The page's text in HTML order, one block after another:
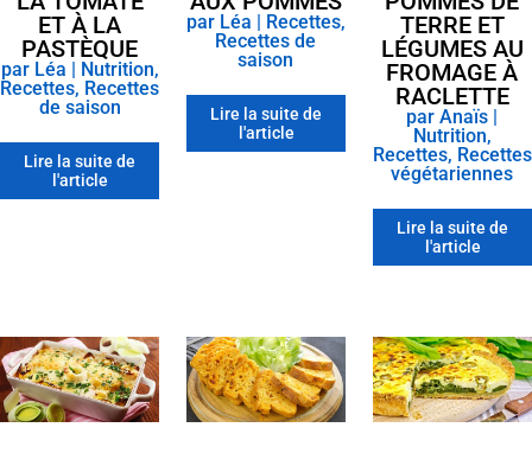
ET À LA
PASTÈQUE
par Léa | Nutrition,
Recettes, Recettes
de saison
Lire la suite de
l'article
par Léa | Recettes,
Recettes de
saison
Lire la suite de
l'article
TERRE ET
LÉGUMES AU
FROMAGE À
RACLETTE
parAnaïs |
Nutrition,
Recettes, Recettes
végétariennes
Lire la suite de
l'article